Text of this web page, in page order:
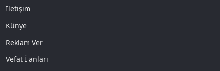
İletişim
Künye
Reklam Ver
Vefat İlanları